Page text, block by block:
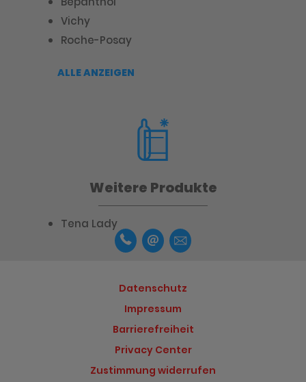
Vichy
Roche-Posay
ALLE ANZEIGEN
Weitere Produkte
Tena Lady
Datenschutz
Impressum
Barrierefreiheit
Privacy Center
Zustimmung widerrufen